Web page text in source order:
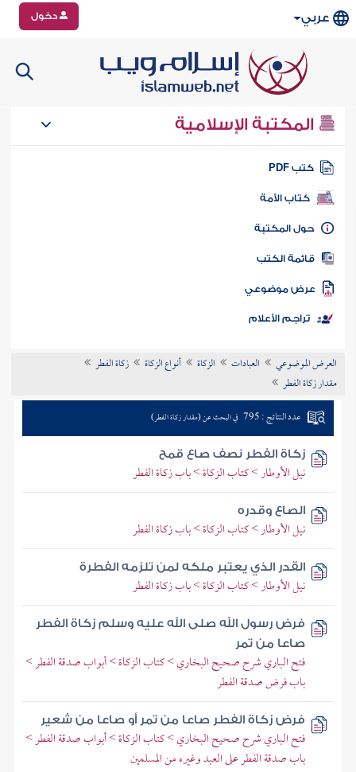
عربي دخول
المكتبة الإسلامية
كتب PDF
كتاب الأمة
المكتبة
الكتب
موضوعي
تراجم الأعلام
العرض الموضوعي العبادات الزكاة أنواع الزكاة
زكاة الفطر
مقدار زكاة الفطر
عدد النتائج : 795 في البحث عن (مقدار زكاة الفطر)
زكاة الفطر نصف صاع قمح
نيل الأوطار > كتاب الزكاة > باب زكاة الفطر
الصاع وقدره
نيل الأوطار > كتاب الزكاة > باب زكاة الفطر
القدر الذي يعتبر ملكه لمن تلزمه الفطرة
نيل الأوطار > كتاب الزكاة > باب زكاة الفطر
فرض رسول الله صلى الله عليه وسلم زكاة الفطر
صاعا من تمر
فتح الباري شرح صحيح البخاري > كتاب الزكاة > أبواب صدقة الفطر >
باب فرض صدقة الفطر
فرض زكاة الفطر صاعا من تمر أو صاعا من شعير
فتح الباري شرح صحيح البخاري > كتاب الزكاة > أبواب صدقة الفطر >
باب صدقة الفطر على العبد وغيره من المسلمين